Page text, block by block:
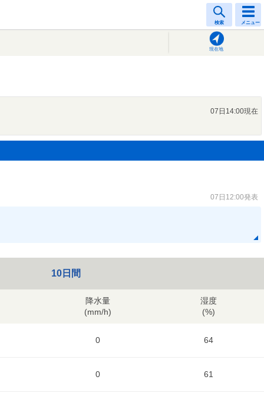
検索 メニュー
現在地
07日14:00現在
07日12:00発表
10日間
降水量
(mm/h)
湿度
(%)
0 64
0 61